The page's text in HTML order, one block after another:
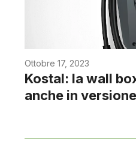
Ottobre 17, 2023
Kostal: la wall
anche in